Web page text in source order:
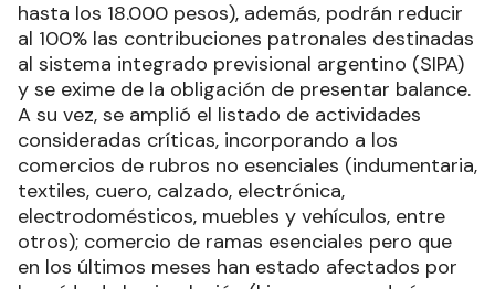
hasta los 18.000 pesos), además, podrán reducir
al 100% las contribuciones patronales destinadas
al sistema integrado previsional argentino (SIPA)
y se exime de la obligación de presentar balance.
A su vez, se amplió el listado de actividades
consideradas críticas, incorporando a los
comercios de rubros no esenciales (indumentaria,
textiles, cuero, calzado, electrónica,
electrodomésticos, muebles y vehículos, entre
otros); comercio de ramas esenciales pero que
en los últimos meses han estado afectados por